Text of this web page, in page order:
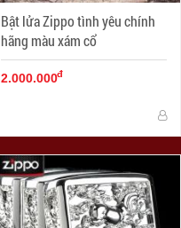
Bật lửa Zippo tình yêu chính
hãng màu xám cổ
2.000.000đ